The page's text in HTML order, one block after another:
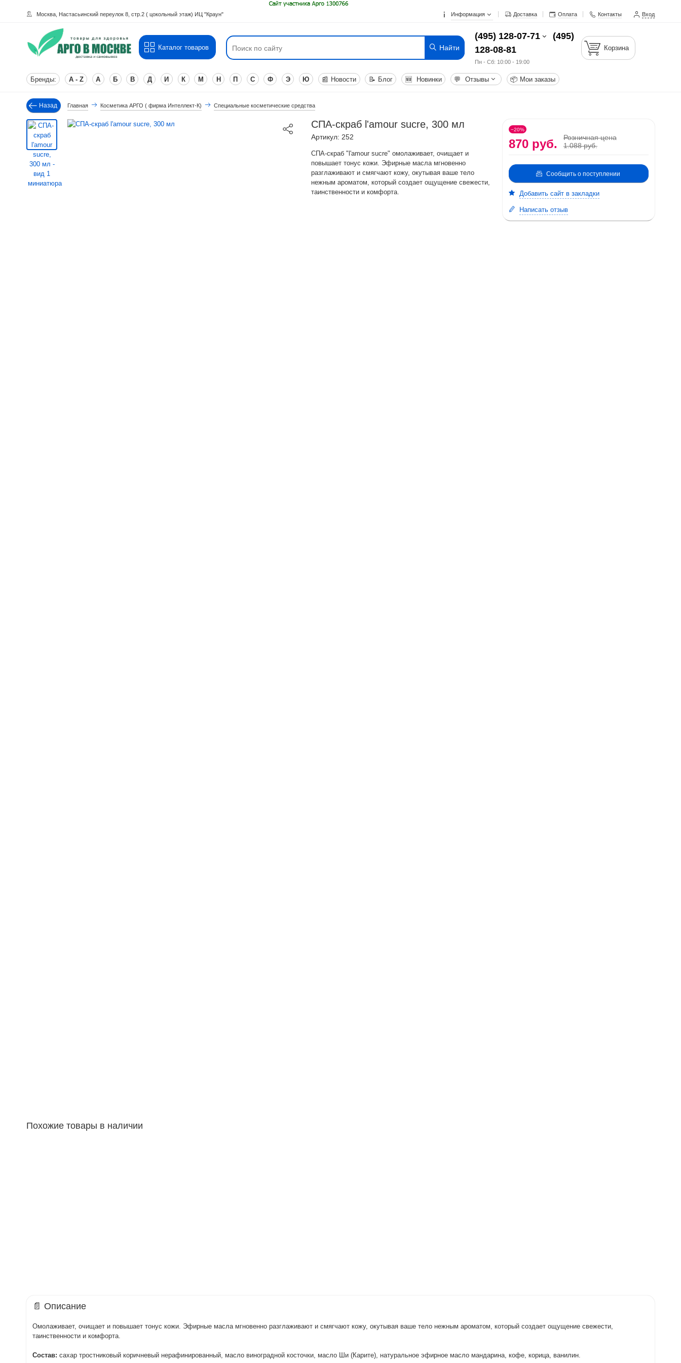
Москва, Настасьинский переулок 8, стр.2 ( цокольный этаж) ИЦ "Краун" Информация Доставка Оплата Контакты Вход
Каталог товаров Найти
(495) 128-07-71
(495)
128-08-81
Пн - Cб: 10:00 - 19:00
Корзина
Бренды: A - Z А Б В Д И К М Н П С Ф Э Ю 📰 Новости 📝 Блог 🆕 Новинки 💬 Отзывы 📦 Мои заказы
Назад Главная Косметика АРГО ( фирма Интеллект-К) Специальные косметические средства
СПА-скраб l'amour sucre, 300 мл
Артикул: 252
СПА-скраб "l'amour sucre" омолаживает, очищает и
повышает тонус кожи. Эфирные масла мгновенно
разглаживают и смягчают кожу, окутывая ваше тело
нежным ароматом, который создает ощущение свежести,
таинственности и комфорта.
−20%
870 руб.
Розничная цена
1.088 руб.
Сообщить о поступлении
Добавить сайт в закладки
Написать отзыв
Похожие товары в наличии
📄 Описание
Омолаживает, очищает и повышает тонус кожи. Эфирные масла мгновенно разглаживают и смягчают кожу, окутывая ваше тело нежным ароматом, который создает ощущение свежести,
таинственности и комфорта.
Состав: сахар тростниковый коричневый нерафинированный, масло виноградной косточки, масло Ши (Карите), натуральное эфирное масло мандарина, кофе, корица, ванилин.